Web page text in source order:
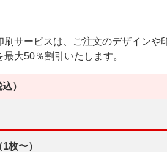
刷サービスは、ご注文のデザイン
最大50％割引いたします。
込）
枚〜）